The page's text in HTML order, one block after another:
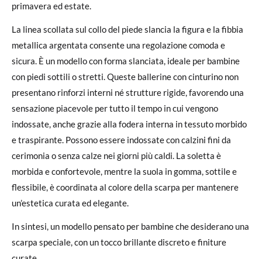
primavera ed estate.
La linea scollata sul collo del piede slancia la figura e la fibbia
metallica argentata consente una regolazione comoda e
sicura. È un modello con forma slanciata, ideale per bambine
con piedi sottili o stretti. Queste ballerine con cinturino non
presentano rinforzi interni né strutture rigide, favorendo una
sensazione piacevole per tutto il tempo in cui vengono
indossate, anche grazie alla fodera interna in tessuto morbido
e traspirante. Possono essere indossate con calzini fini da
cerimonia o senza calze nei giorni più caldi. La soletta è
morbida e confortevole, mentre la suola in gomma, sottile e
flessibile, è coordinata al colore della scarpa per mantenere
un’estetica curata ed elegante.
In sintesi, un modello pensato per bambine che desiderano una
scarpa speciale, con un tocco brillante discreto e finiture